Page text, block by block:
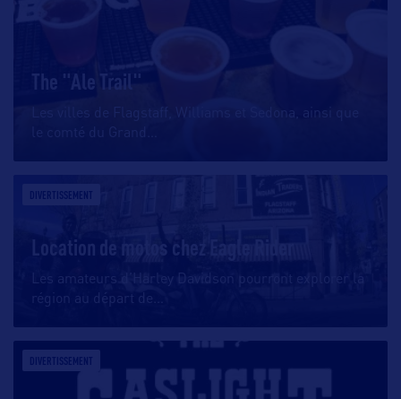
The "Ale Trail"
Les villes de Flagstaff, Williams et Sedona, ainsi que
le comté du Grand
DIVERTISSEMENT
Location de motos chez Eagle Rider
Les amateurs d’Harley Davidson pourront explorer la
région au départ de
DIVERTISSEMENT